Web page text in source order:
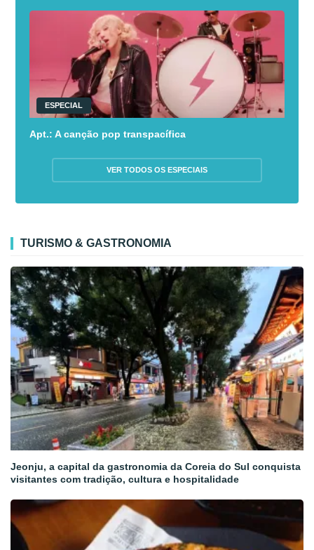
ESPECIAL
Apt.: A canção pop transpacífica
VER TODOS OS ESPECIAIS
TURISMO & GASTRONOMIA
Jeonju, a capital da gastronomia da Coreia do Sul conquista
visitantes com tradição, cultura e hospitalidade